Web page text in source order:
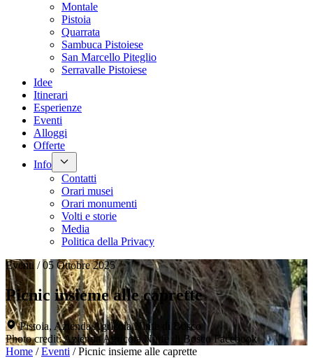
Montale
Pistoia
Quarrata
Sambuca Pistoiese
San Marcello Piteglio
Serravalle Pistoiese
Idee
Itinerari
Esperienze
Eventi
Alloggi
Offerte
Info
Contatti
Orari musei
Orari monumenti
Volti e storie
Media
Politica della Privacy
Eventi / 05 Ottobre 2025
Picnic insieme alle caprette
Pistoia, Azienda Agricola Ninfe di Bosco
Photo credit: Azienda Agricola Ninfe di Bosco Facebook
Home /Eventi /Picnic insieme alle caprette